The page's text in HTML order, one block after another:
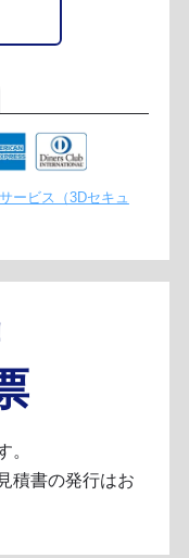
ービス（3Dセキュ
。
積書の発行はお